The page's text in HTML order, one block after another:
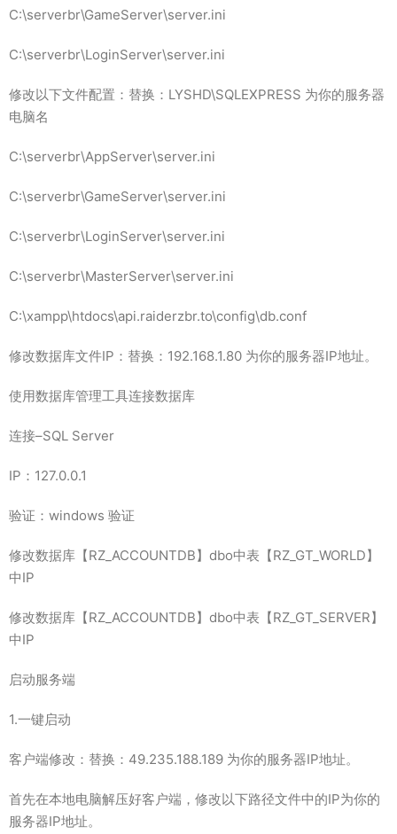
C:\serverbr\GameServer\server.ini
C:\serverbr\LoginServer\server.ini
修改以下文件配置：替换：LYSHD\SQLEXPRESS 为你的服务器
电脑名
C:\serverbr\AppServer\server.ini
C:\serverbr\GameServer\server.ini
C:\serverbr\LoginServer\server.ini
C:\serverbr\MasterServer\server.ini
C:\xampp\htdocs\api.raiderzbr.to\config\db.conf
修改数据库文件IP：替换：192.168.1.80 为你的服务器IP地址。
使用数据库管理工具连接数据库
连接–SQL Server
IP：127.0.0.1
验证：windows 验证
修改数据库【RZ_ACCOUNTDB】dbo中表【RZ_GT_WORLD】
中IP
修改数据库【RZ_ACCOUNTDB】dbo中表【RZ_GT_SERVER】
中IP
启动服务端
1.一键启动
客户端修改：替换：49.235.188.189 为你的服务器IP地址。
首先在本地电脑解压好客户端，修改以下路径文件中的IP为你的
服务器IP地址。